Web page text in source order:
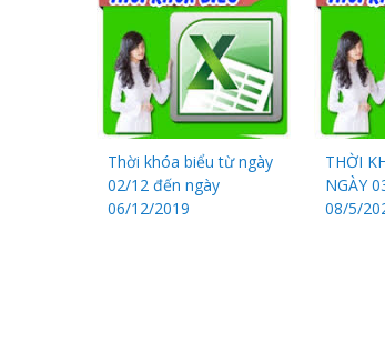
Thời khóa biểu từ ngày
02/12 đến ngày
06/12/2019
THỜI
NGÀY
08/5/